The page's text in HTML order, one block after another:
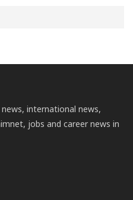
international news,
jobs and career news in